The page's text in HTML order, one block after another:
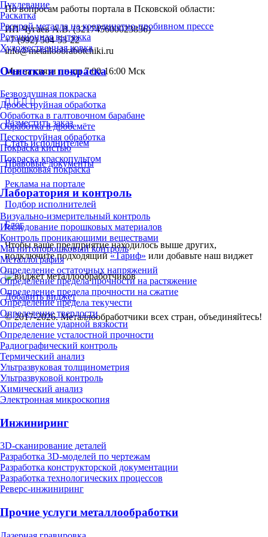
Пуклевание
Раскатка
Раскрой металла на координатно-пробивном прессе
Ротационная вытяжка
Художественная ковка
Очистка и покраска
Безвоздушная покраска
Дробеструйная обработка
Обработка в галтовочном барабане
Обработка в дробемёте
Пескоструйная обработка
Покраска кистью
Покраска краскопультом
Порошковая покраска
Лаборатория и контроль
Визуально-измерительный контроль
Исследование порошковых материалов
Контроль проникающими веществами
Магнитопорошковый контроль
Металлография
Определение остаточных напряжений
Определение предела прочности на растяжение
Определение предела прочности на сжатие
Определение предела текучести
Определение твердости
Определение ударной вязкости
Определение усталостной прочности
Радиографический контроль
Термический анализ
Ультразвуковая толщинометрия
Ультразвуковой контроль
Химический анализ
Электронная микроскопия
Инжиниринг
3D-сканирование деталей
Разработка 3D-моделей по чертежам
Разработка конструкторской документации
Разработка технологических процессов
Реверс-инжиниринг
Прочие услуги металлообработки
По вопросам работы портала в Псковской области:
ИП Чугаев А.В. (321745600023836)
+7 (992) 504-53-22
info@metalloobrabotchiki.ru
Мы на связи пн-пт 7:00-16:00 Мск
Разместить заказ
Стать исполнителем
Правовые документы
Реклама на портале
Подбор исполнителей
Блог
Чтобы ваше предприятие находилось выше других,
подключите подходящий«Тариф» или добавьте наш виджет
Добавить виджет
© 2017-2026. Металлообработчики всех стран, объединяйтесь!